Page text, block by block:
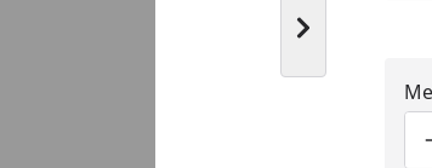
Nächstes Bild